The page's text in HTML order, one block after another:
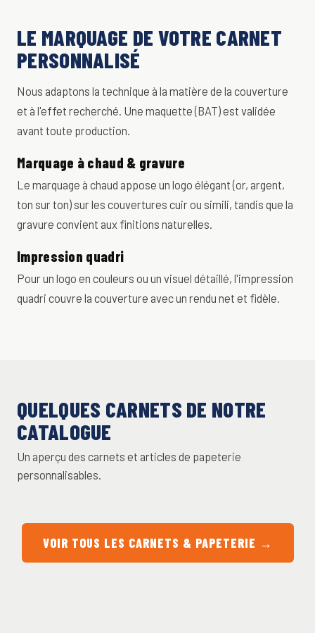
LE MARQUAGE DE VOTRE CARNET
PERSONNALISÉ
Nous adaptons la technique à la matière de la couverture
et à l'effet recherché. Une maquette (BAT) est validée
avant toute production.
Marquage à chaud & gravure
Le marquage à chaud appose un logo élégant (or, argent,
ton sur ton) sur les couvertures cuir ou simili, tandis que la
gravure convient aux finitions naturelles.
Impression quadri
Pour un logo en couleurs ou un visuel détaillé, l'impression
quadri couvre la couverture avec un rendu net et fidèle.
QUELQUES CARNETS DE NOTRE
CATALOGUE
Un aperçu des carnets et articles de papeterie
personnalisables.
VOIR TOUS LES CARNETS & PAPETERIE →